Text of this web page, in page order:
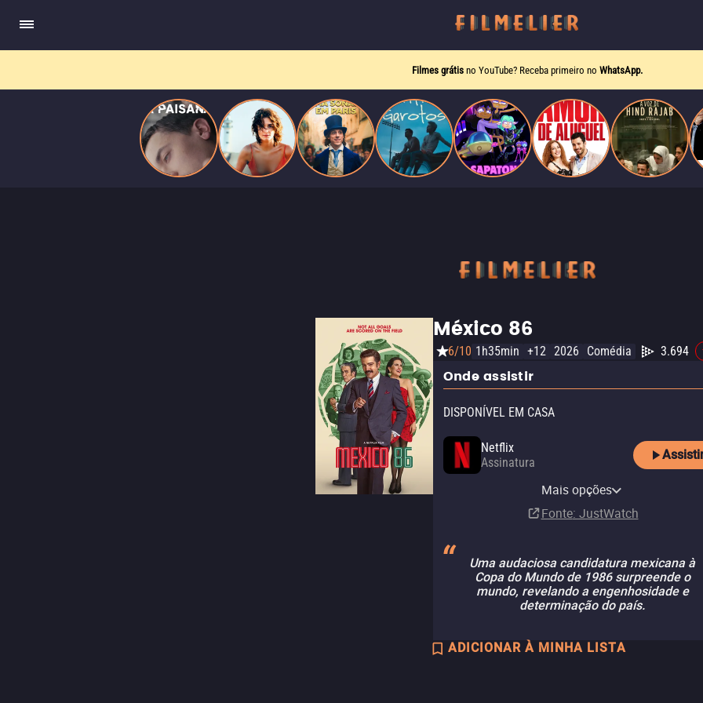
Filmes grátis no YouTube? Receba primeiro no WhatsApp.
México 86
6/10 1h35min +12 2026 Comédia 3.694
Onde assistir
DISPONÍVEL EM CASA
Netflix
Assinatura
AssinaturaMais opções
Fonte: JustWatch
Uma audaciosa candidatura mexicana à
Copa do Mundo de 1986 surpreende o
mundo, revelando a engenhosidade e
determinação do país.
ADICIONAR À MINHA LISTA